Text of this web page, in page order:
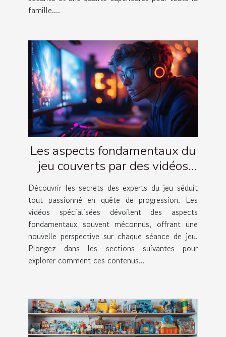
famille....
Les aspects fondamentaux du
jeu couverts par des vidéos
d'experts
Découvrir les secrets des experts du jeu séduit
tout passionné en quête de progression. Les
vidéos spécialisées dévoilent des aspects
fondamentaux souvent méconnus, offrant une
nouvelle perspective sur chaque séance de jeu.
Plongez dans les sections suivantes pour
explorer comment ces contenus...